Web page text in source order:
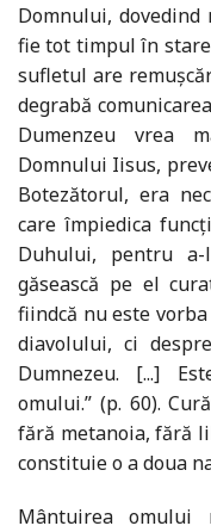
Domnului, dovedind
fie tot timpul în
sufletul are
degrabă
Dumenzeu vrea
Domnului Iisus,
Botezătorul, era
care împiedica
Duhului, pentru
găsească pe el
fiindcă nu este
diavolului, ci
Dumnezeu. [...]
omului.” (p. 60).
fără metanoia, fără
constituie o a doua
Mântuirea